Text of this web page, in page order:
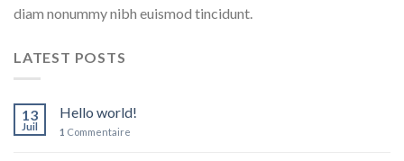
diam nonummy nibh euismod tincidunt.
LATEST POSTS
13
Juil
Hello world!
1 Commentaire